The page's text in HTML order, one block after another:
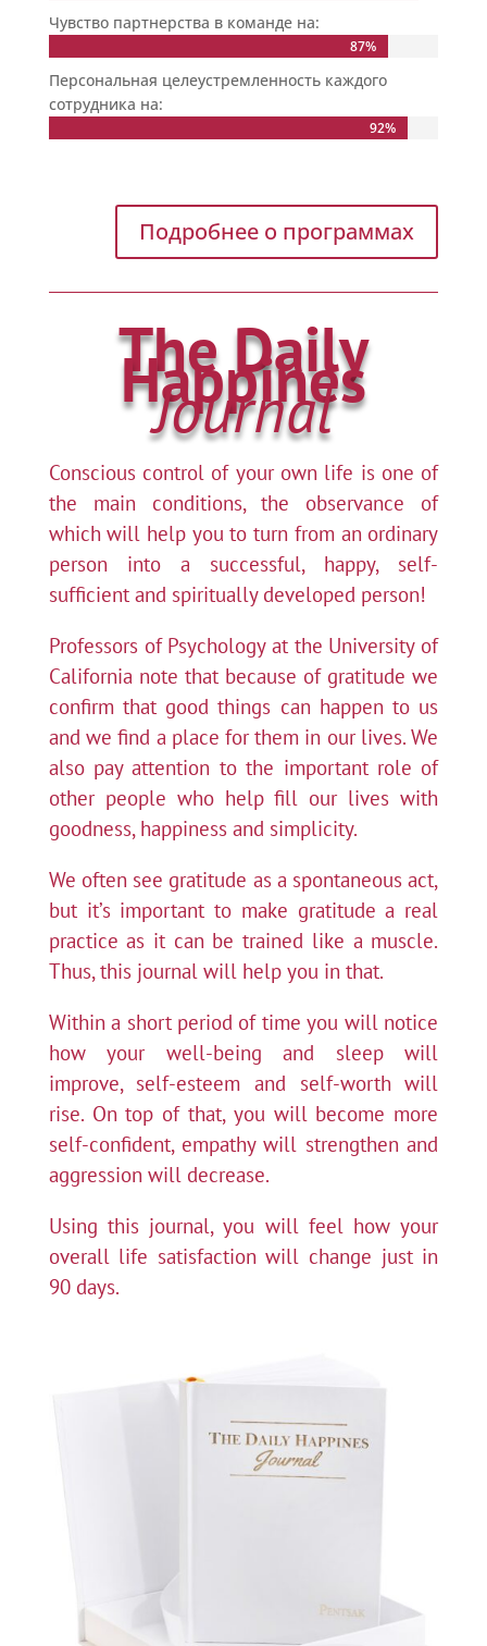
Чувство партнерства в команде на:
87%
87%
Персональная целеустремленность каждого
сотрудника на:
92%
92%
Подробнее о программах
The Daily
Happines
Journal
Conscious control of your own life is one of
the main conditions, the observance of
which will help you to turn from an ordinary
person into a successful, happy, self-
sufficient and spiritually developed person!
Professors of Psychology at the University of
California note that because of gratitude we
confirm that good things can happen to us
and we find a place for them in our lives. We
also pay attention to the important role of
other people who help fill our lives with
goodness, happiness and simplicity.
We often see gratitude as a spontaneous act,
but it’s important to make gratitude a real
practice as it can be trained like a muscle.
Thus, this journal will help you in that.
Within a short period of time you will notice
how your well-being and sleep will
improve, self-esteem and self-worth will
rise. On top of that, you will become more
self-confident, empathy will strengthen and
aggression will decrease.
Using this journal, you will feel how your
overall life satisfaction will change just in
90 days.